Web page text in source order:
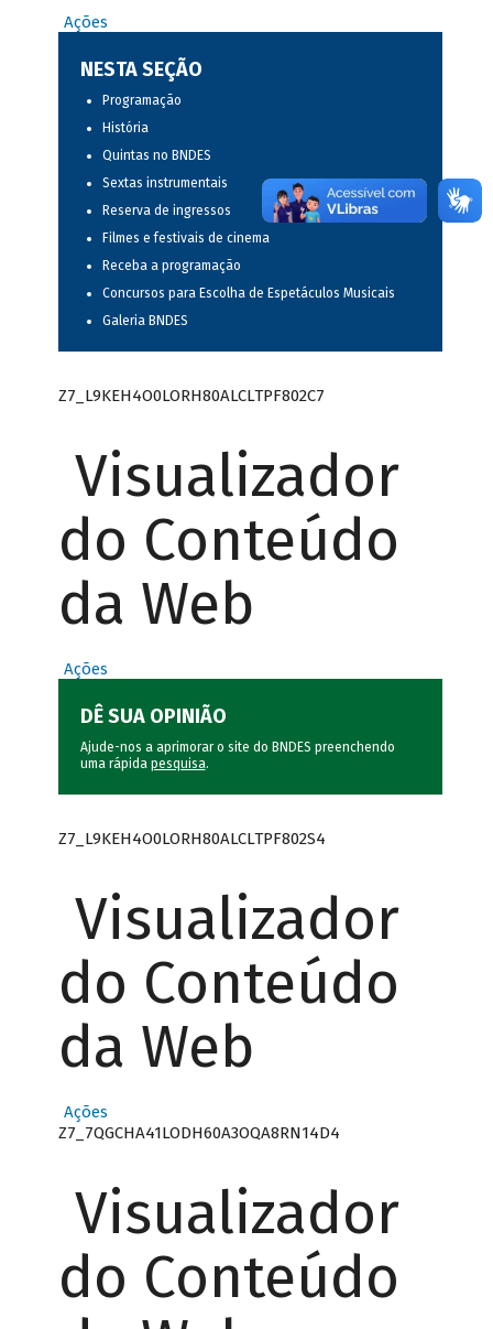
Ações
NESTA SEÇÃO
Programação
História
Quintas no BNDES
Sextas instrumentais
Reserva de ingressos
Filmes e festivais de cinema
Receba a programação
Concursos para Escolha de Espetáculos Musicais
Galeria BNDES
Z7_L9KEH4O0LORH80ALCLTPF802C7
Visualizador
do Conteúdo
da Web
Ações
DÊ SUA OPINIÃO
Ajude-nos a aprimorar o site do BNDES preenchendo
uma rápida pesquisa.
Z7_L9KEH4O0LORH80ALCLTPF802S4
Visualizador
do Conteúdo
da Web
Ações
Z7_7QGCHA41LODH60A3OQA8RN14D4
Visualizador
do Conteúdo